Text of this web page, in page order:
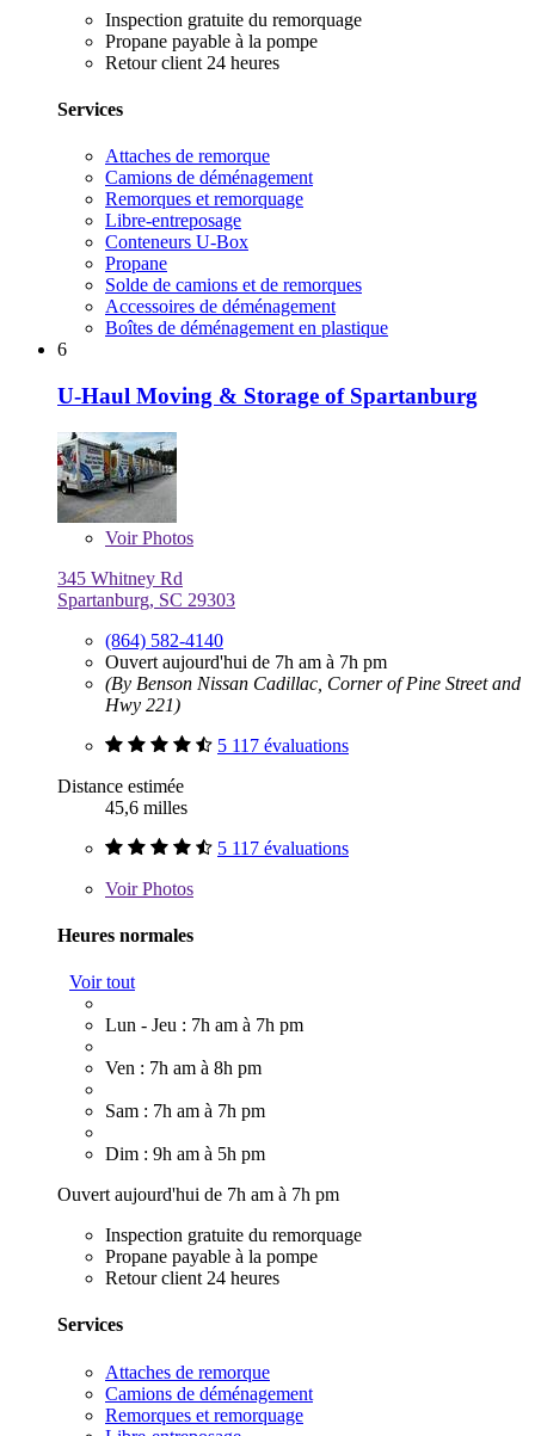
Inspection gratuite du remorquage
Propane payable à la pompe
Retour client 24 heures
Services
Attaches de remorque
Camions de déménagement
Remorques et remorquage
Libre-entreposage
Conteneurs U-Box
Propane
Solde de camions et de remorques
Accessoires de déménagement
Boîtes de déménagement en plastique
6
U-Haul Moving & Storage of Spartanburg
VoirPhotos
345 Whitney Rd
Spartanburg, SC 29303
(864) 582-4140
Ouvert aujourd'hui de 7h am à 7h pm
(By Benson Nissan Cadillac, Corner of Pine Street and
Hwy 221)
5 117 évaluations
Distance estimée
45,6 milles
5 117 évaluations
VoirPhotos
Heures normales
Voir tout
Lun - Jeu : 7h am à 7h pm
Ven : 7h am à 8h pm
Sam : 7h am à 7h pm
Dim : 9h am à 5h pm
Ouvert aujourd'hui de 7h am à 7h pm
Inspection gratuite du remorquage
Propane payable à la pompe
Retour client 24 heures
Services
Attaches de remorque
Camions de déménagement
Remorques et remorquage